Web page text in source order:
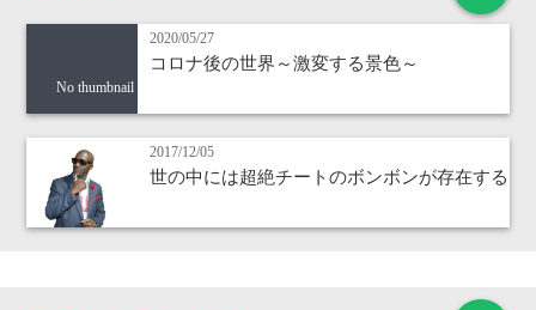
No thumbnail
2020/05/27
コロナ後の世界～激変する景色～
2017/12/05
世の中には超絶チートのボンボンが存在する